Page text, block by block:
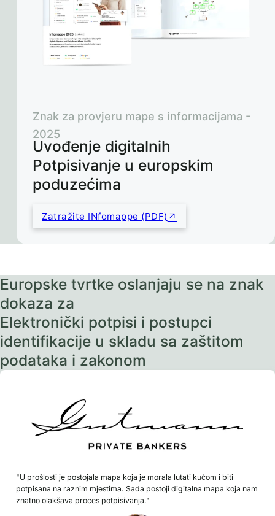
Uvođenje digitalnih
Potpisivanje u europskim
poduzećima
Znak za provjeru mape s informacijama -
2025
Zatražite INfomappe (PDF)
Europske tvrtke oslanjaju se na znak
dokaza za
Elektronički potpisi i postupci
identifikacije u skladu sa zaštitom
podataka i zakonom
"U prošlosti je postojala mapa koja je morala lutati kućom i biti
potpisana na raznim mjestima. Sada postoji digitalna mapa koja nam
znatno olakšava proces potpisivanja."